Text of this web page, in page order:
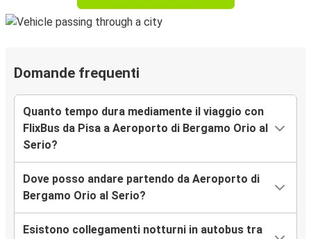
Domande frequenti
Quanto tempo dura mediamente il viaggio con
FlixBus da Pisa a Aeroporto di Bergamo Orio al
Serio?
Dove posso andare partendo da Aeroporto di
Bergamo Orio al Serio?
Esistono collegamenti notturni in autobus tra